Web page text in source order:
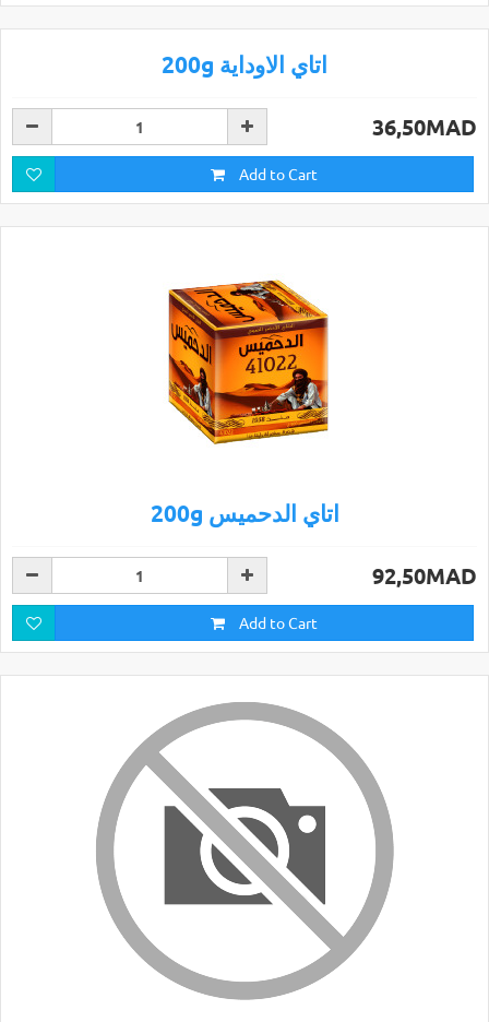
200g اتاي الاوداية
36,50MAD
Add to Cart
200g اتاي الدحميس
92,50MAD
Add to Cart